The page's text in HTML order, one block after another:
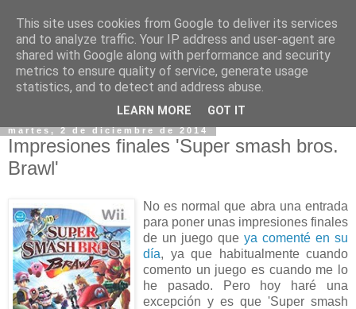
martes, 2 de diciembre de 2014
Impresiones finales 'Super smash bros.
Brawl'
No es normal que abra una entrada
para poner unas impresiones finales
de un juego que ya comenté en su
día, ya que habitualmente cuando
comento un juego es cuando me lo
he pasado. Pero hoy haré una
excepción y es que 'Super smash
This site uses cookies from Google to deliver its services
and to analyze traffic. Your IP address and user-agent are
shared with Google along with performance and security
metrics to ensure quality of service, generate usage
statistics, and to detect and address abuse.
LEARN MORE GOT IT